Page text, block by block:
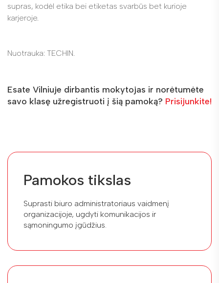
supras, kodėl etika bei etiketas svarbūs bet kurioje
karjeroje.
Nuotrauka: TECHIN.
Esate Vilniuje dirbantis mokytojas ir norėtumėte
savo klasę užregistruoti į šią pamoką? Prisijunkite!
Pamokos tikslas
Suprasti biuro administratoriaus vaidmenį
organizacijoje, ugdyti komunikacijos ir
sąmoningumo įgūdžius.